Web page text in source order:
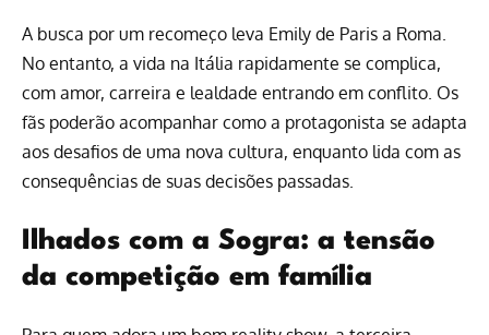
A busca por um recomeço leva Emily de Paris a Roma.
No entanto, a vida na Itália rapidamente se complica,
com amor, carreira e lealdade entrando em conflito. Os
fãs poderão acompanhar como a protagonista se adapta
aos desafios de uma nova cultura, enquanto lida com as
consequências de suas decisões passadas.
Ilhados com a Sogra: a tensão
da competição em família